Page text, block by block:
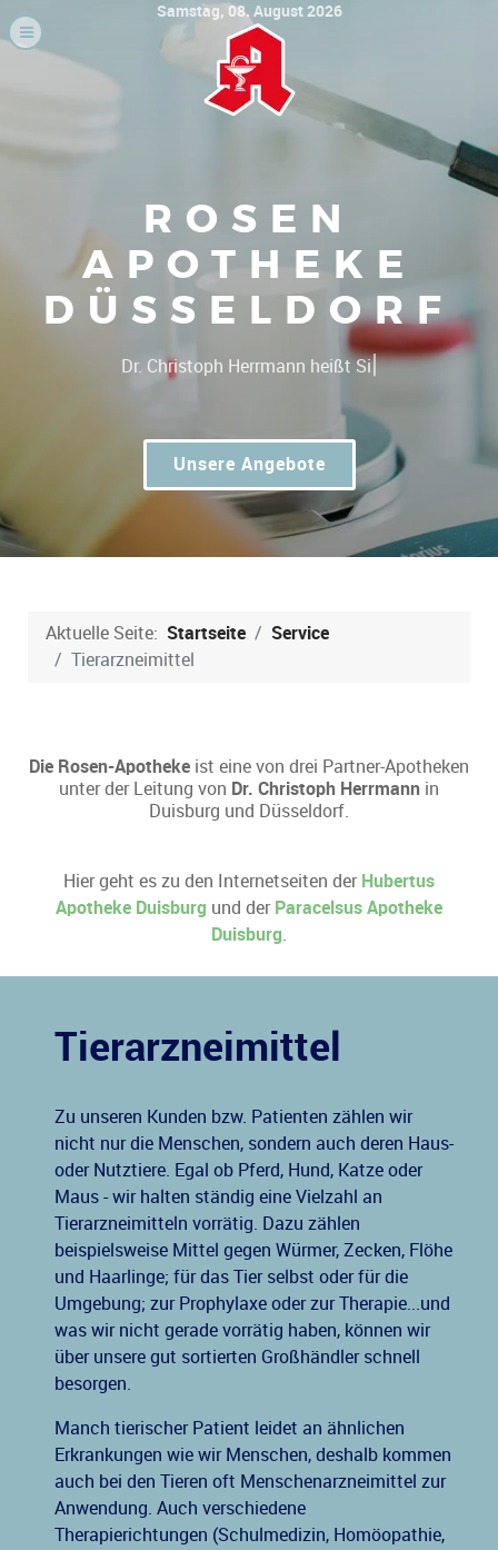
Samstag, 08. August 2026
ROSEN
APOTHEKE
DÜSSELDORF
Gute P|
Unsere Angebote
Aktuelle Seite: Startseite
Service
Tierarzneimittel
Die Rosen-Apotheke ist eine von drei Partner-Apotheken
unter der Leitung von Dr. Christoph Herrmann in
Duisburg und Düsseldorf.
Hier geht es zu den Internetseiten der Hubertus
Apotheke Duisburg und der Paracelsus Apotheke
Duisburg.
Tierarzneimittel
Zu unseren Kunden bzw. Patienten zählen wir
nicht nur die Menschen, sondern auch deren Haus-
oder Nutztiere. Egal ob Pferd, Hund, Katze oder
Maus - wir halten ständig eine Vielzahl an
Tierarzneimitteln vorrätig. Dazu zählen
beispielsweise Mittel gegen Würmer, Zecken, Flöhe
und Haarlinge; für das Tier selbst oder für die
Umgebung; zur Prophylaxe oder zur Therapie...und
was wir nicht gerade vorrätig haben, können wir
über unsere gut sortierten Großhändler schnell
besorgen.
Manch tierischer Patient leidet an ähnlichen
Erkrankungen wie wir Menschen, deshalb kommen
auch bei den Tieren oft Menschenarzneimittel zur
Anwendung. Auch verschiedene
Therapierichtungen (Schulmedizin, Homöopathie,